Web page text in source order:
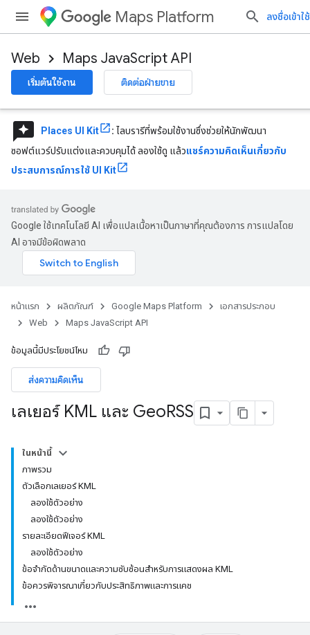
Maps Platform ลงชื่อเข้าใช้
Web Maps JavaScript API
เริ่มต้นใช้งาน ติดต่อฝ่ายขาย
reviews Places UI Kit : ไลบรารีที่พร้อมใช้งานซึ่งช่วยให้นักพัฒนา
ซอฟต์แวร์ปรับแต่งและควบคุมได้ ลองใช้ดู แล้วแชร์ความคิดเห็นเกี่ยวกับ
ประสบการณ์การใช้ UI Kit
Google ใช้เทคโนโลยี AI เพื่อแปลเนื้อหาเป็นภาษาที่คุณต้องการ การแปลโดย
AI อาจมีข้อผิดพลาด
หน้าแรก ผลิตภัณฑ์ Google Maps Platform
เอกสารประกอบ
Web
Maps JavaScript API
ข้อมูลนี้มีประโยชน์ไหม
ส่งความคิดเห็น
เลเยอร์ KML และ GeoRSS
ในหน้านี้
ภาพรวม
ตัวเลือกเลเยอร์ KML
ลองใช้ตัวอย่าง
ลองใช้ตัวอย่าง
รายละเอียดฟีเจอร์ KML
ลองใช้ตัวอย่าง
ข้อจำกัดด้านขนาดและความซับซ้อนสำหรับการแสดงผล KML
ข้อควรพิจารณาเกี่ยวกับประสิทธิภาพและการแคช